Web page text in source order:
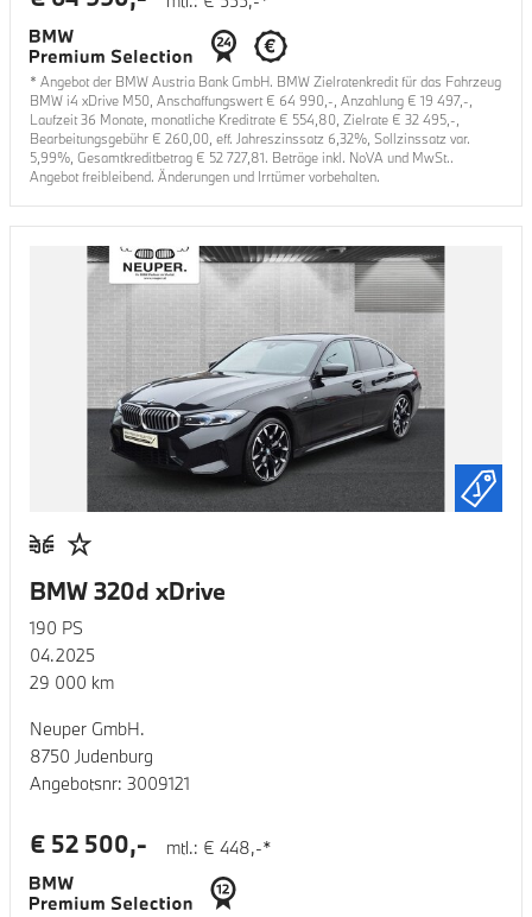
* Angebot der BMW Austria Bank GmbH. BMW Zielratenkredit für das Fahrzeug
BMW i4 xDrive M50 , Anschaffungswert € 64 990 ,-, Anzahlung € 19 497,-,
Laufzeit36 Monate, monatliche Kreditrate € 554,80 , Zielrate € 32 495 ,-,
Bearbeitungsgebühr € 260,00 , eff. Jahreszinssatz 6,32%, Sollzinssatz var.
5,99%, Gesamtkreditbetrag € 52 727,81. Beträge inkl. NoVA und MwSt..
Angebot freibleibend. Änderungen und Irrtümer vorbehalten.
BMW 320d xDrive
190 PS
04.2025
29 000 km
Neuper GmbH.
8750 Judenburg
Angebotsnr: 3009121
mtl.: € 448,-*
€ 52 500,-